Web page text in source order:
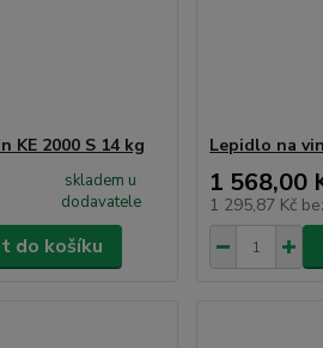
KE 2000 S 14 kg
skladem u
dodavatele
do košíku
Lepidlo na
1 568,00
1 295,87 Kč